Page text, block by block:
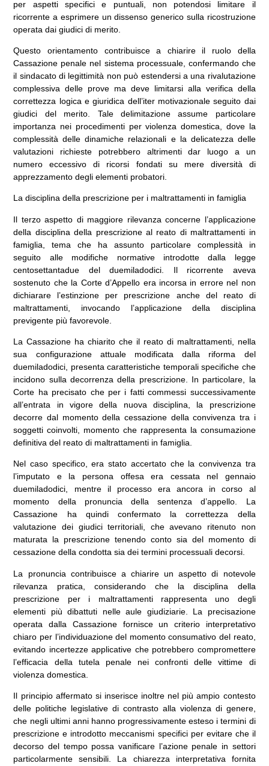
per aspetti specifici e puntuali, non potendosi limitare il
ricorrente a esprimere un dissenso generico sulla ricostruzione
operata dai giudici di merito.
Questo orientamento contribuisce a chiarire il ruolo della
Cassazione penale nel sistema processuale, confermando che
il sindacato di legittimità non può estendersi a una rivalutazione
complessiva delle prove ma deve limitarsi alla verifica della
correttezza logica e giuridica dell’iter motivazionale seguito dai
giudici del merito. Tale delimitazione assume particolare
importanza nei procedimenti per violenza domestica, dove la
complessità delle dinamiche relazionali e la delicatezza delle
valutazioni richieste potrebbero altrimenti dar luogo a un
numero eccessivo di ricorsi fondati su mere diversità di
apprezzamento degli elementi probatori.
La disciplina della prescrizione per i maltrattamenti in famiglia
Il terzo aspetto di maggiore rilevanza concerne l’applicazione
della disciplina della prescrizione al reato di maltrattamenti in
famiglia, tema che ha assunto particolare complessità in
seguito alle modifiche normative introdotte dalla legge
centosettantadue del duemiladodici. Il ricorrente aveva
sostenuto che la Corte d’Appello era incorsa in errore nel non
dichiarare l’estinzione per prescrizione anche del reato di
maltrattamenti, invocando l’applicazione della disciplina
previgente più favorevole.
La Cassazione ha chiarito che il reato di maltrattamenti, nella
sua configurazione attuale modificata dalla riforma del
duemiladodici, presenta caratteristiche temporali specifiche che
incidono sulla decorrenza della prescrizione. In particolare, la
Corte ha precisato che per i fatti commessi successivamente
all’entrata in vigore della nuova disciplina, la prescrizione
decorre dal momento della cessazione della convivenza tra i
soggetti coinvolti, momento che rappresenta la consumazione
definitiva del reato di maltrattamenti in famiglia.
Nel caso specifico, era stato accertato che la convivenza tra
l’imputato e la persona offesa era cessata nel gennaio
duemiladodici, mentre il processo era ancora in corso al
momento della pronuncia della sentenza d’appello. La
Cassazione ha quindi confermato la correttezza della
valutazione dei giudici territoriali, che avevano ritenuto non
maturata la prescrizione tenendo conto sia del momento di
cessazione della condotta sia dei termini processuali decorsi.
La pronuncia contribuisce a chiarire un aspetto di notevole
rilevanza pratica, considerando che la disciplina della
prescrizione per i maltrattamenti rappresenta uno degli
elementi più dibattuti nelle aule giudiziarie. La precisazione
operata dalla Cassazione fornisce un criterio interpretativo
chiaro per l’individuazione del momento consumativo del reato,
evitando incertezze applicative che potrebbero compromettere
l’efficacia della tutela penale nei confronti delle vittime di
violenza domestica.
Il principio affermato si inserisce inoltre nel più ampio contesto
delle politiche legislative di contrasto alla violenza di genere,
che negli ultimi anni hanno progressivamente esteso i termini di
prescrizione e introdotto meccanismi specifici per evitare che il
decorso del tempo possa vanificare l’azione penale in settori
particolarmente sensibili. La chiarezza interpretativa fornita